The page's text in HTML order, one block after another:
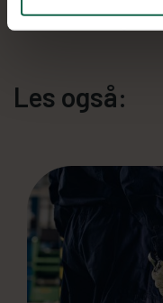
Les også: